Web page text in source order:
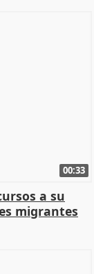
00:33
a su
migrantes